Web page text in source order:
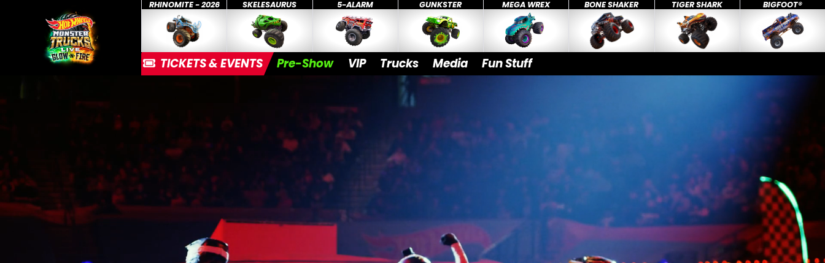
RHINOMITE - 2026 SKELESAURUS 5-ALARM GUNKSTER MEGA WREX BONE SHAKER TIGER SHARK BIGFOOT®
TICKETS & EVENTS Pre-Show VIP Trucks Media Fun Stuff